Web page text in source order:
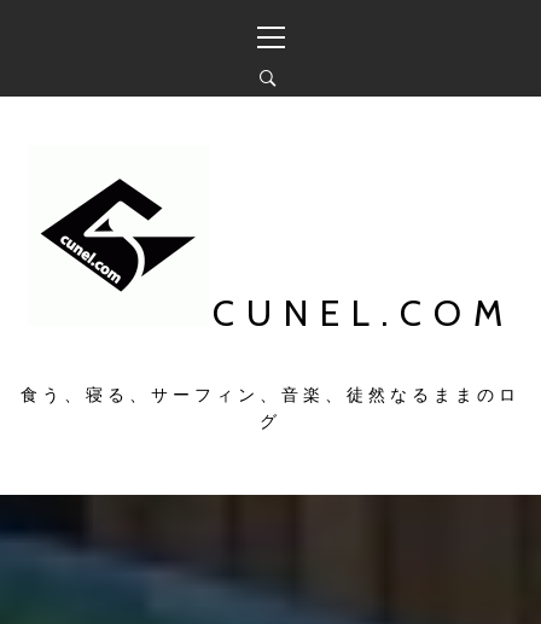
ン
イ
ン
メ
CUNEL.COM
食う、寝る、サーフィン、音楽、徒然なるままのロ
グ